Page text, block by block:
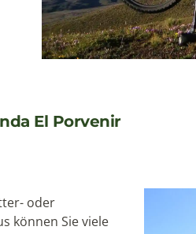
El Porvenir
oder
können Sie viele